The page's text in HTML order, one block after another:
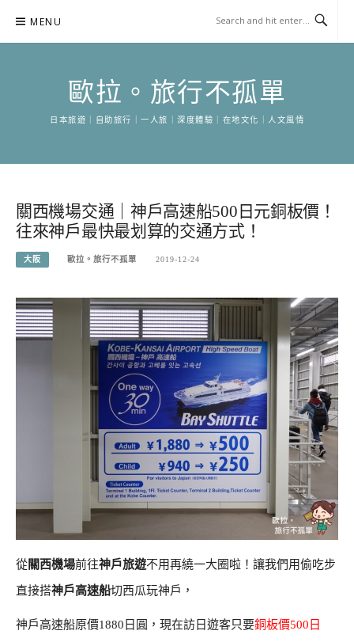
content
MENU
歐拉。旅行不孤單
日本旅遊｜自助旅行｜一人旅｜深度體驗｜在地文化｜人文風情
關西機場交通｜神戶高速船500日元銅板價！
往來神戶最快最划算的交通方式！
大阪 歐拉。旅行不孤單 2019-12-24
從關西機場前往神戶旅遊不用再繞一大圈啦！讓我們用偷吃步
直接搭神戶高速船切西瓜玩神戶，
神戶高速船原價1880日圓，現在訪日遊客只要銅板價500日